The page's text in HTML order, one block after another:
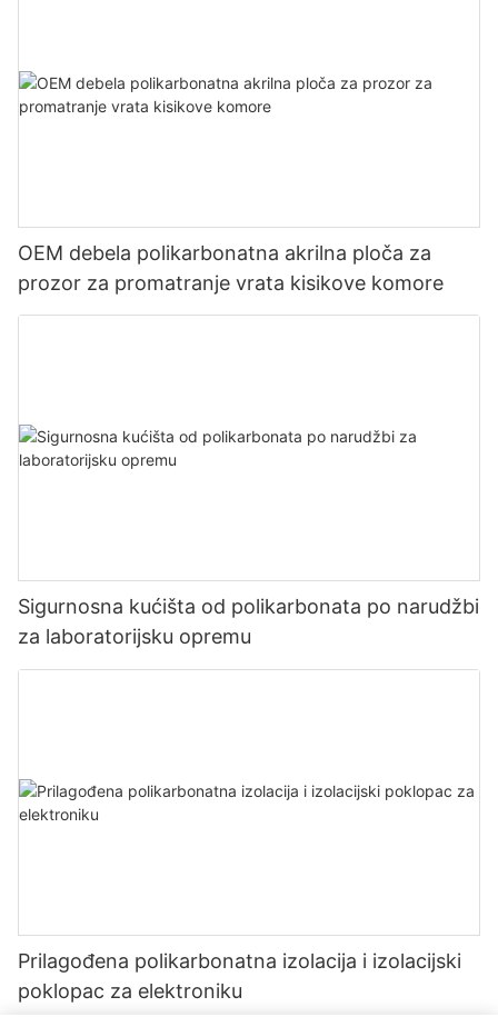
OEM debela polikarbonatna akrilna ploča za
prozor za promatranje vrata kisikove komore
Sigurnosna kućišta od polikarbonata po narudžbi
za laboratorijsku opremu
Prilagođena polikarbonatna izolacija i izolacijski
poklopac za elektroniku